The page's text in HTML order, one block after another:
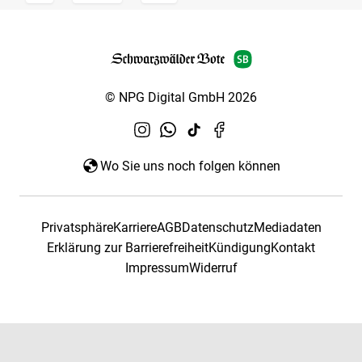
© NPG Digital GmbH 2026
Wo Sie uns noch folgen können
PrivatsphäreKarriereAGBDatenschutzMediadaten
Erklärung zur BarrierefreiheitKündigungKontakt
ImpressumWiderruf